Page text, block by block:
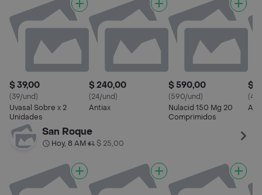
$ 39,00
(39/und)
Uvasal Sobre x 2
Unidades
$ 240,00
(24/und)
Antiax
$ 590,00
(590/und)
Nulacid 150 Mg 20
Comprimidos
$
San Roque
Hoy, 8 AM• $ 25,00